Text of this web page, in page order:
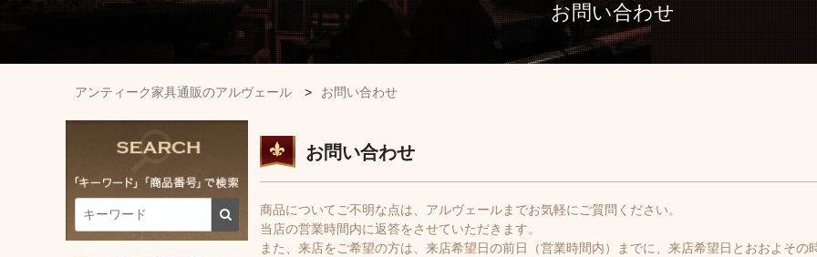
お問い合わせ
アンティーク家具通販のアルヴェール > お問い合わせ
お問い合わせ
商品についてご不明な点は、アルヴェールまでお気軽にご質問ください。
当店の営業時間内に返答をさせていただきます。
また、来店をご希望の方は、来店希望日の前日（営業時間内）までに、来店希望日とおおよその